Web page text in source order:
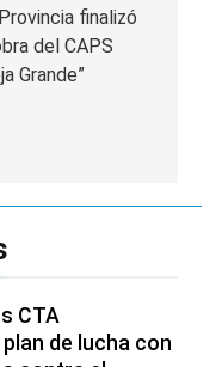
finalizó
del CAPS
Grande”
CTA
de lucha con